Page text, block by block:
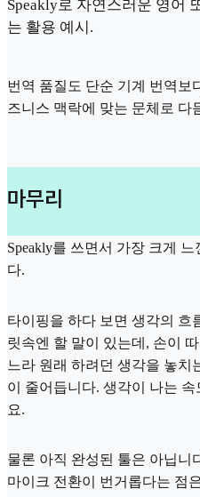
Speakly로 자연스러운 영어
는 활용 예시.
번역 품질도 단순 기계 번역보
즈니스 맥락에 맞는 문체로 다
마무리
Speakly를 쓰면서 가장 크게
다.
타이핑을 하다 보면 생각의 흐
릿속엔 할 말이 있는데, 손이
느라 원래 하려던 생각을 놓치
이 줄어듭니다. 생각이 나는
요.
물론 아직 완성된 툴은 아닙니
마이크 전환이 번거롭다는 점